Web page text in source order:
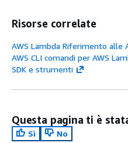
Risorse correlate
AWS Lambda Riferimento alle
AWS CLI comandi per AWS
SDK e strumenti
Questa pagina ti è
Sì
No